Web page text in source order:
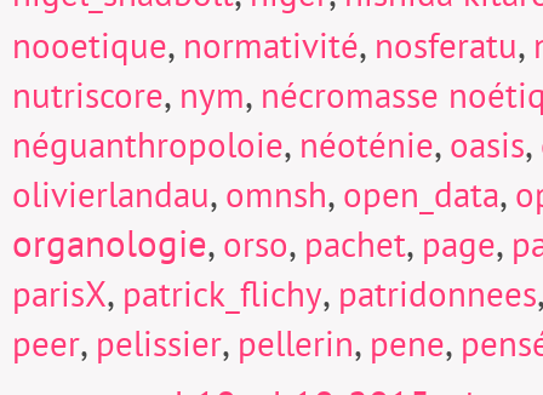
nooetique, normativité, nosferatu,
nutriscore, nym, nécromasse
néguanthropoloie, néoténie, oasis,
olivierlandau, omnsh, open_data,
organologie, orso, pachet, page,
parisX, patrick_flichy, patridonnees
peer, pelissier, pellerin, pene,